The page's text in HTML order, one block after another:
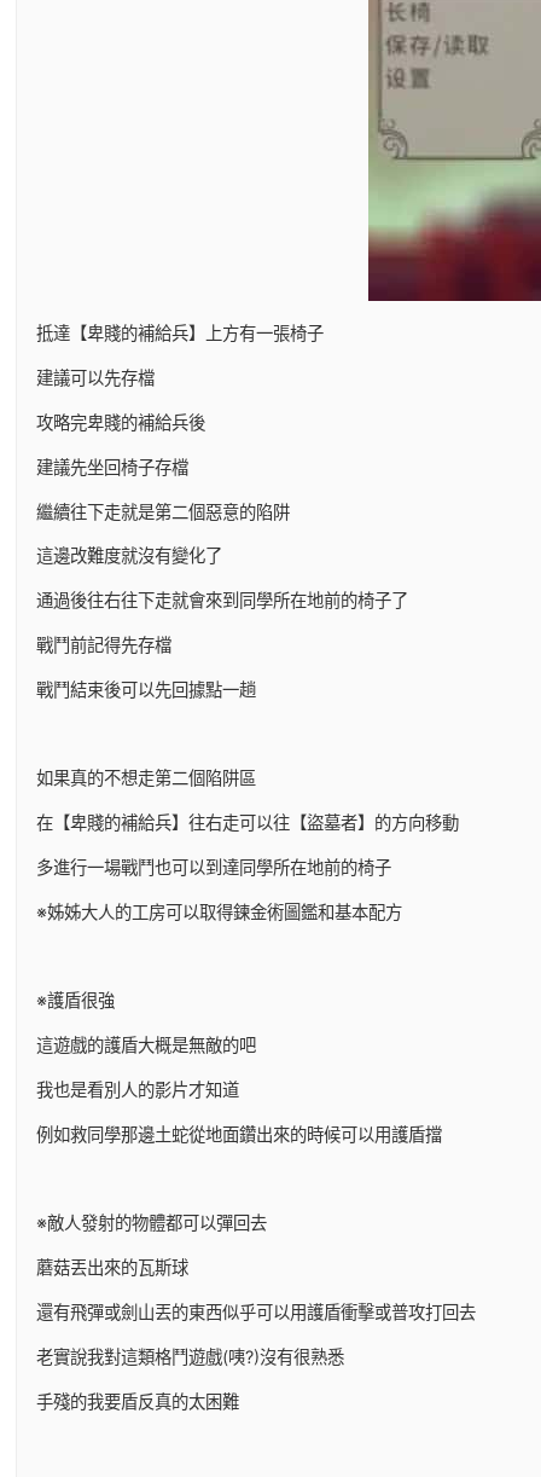
抵達【卑賤的補給兵】上方有一張椅子
建議可以先存檔
攻略完卑賤的補給兵後
建議先坐回椅子存檔
繼續往下走就是第二個惡意的陷阱
這邊改難度就沒有變化了
通過後往右往下走就會來到同學所在地前的椅子了
戰鬥前記得先存檔
戰鬥結束後可以先回據點一趟
如果真的不想走第二個陷阱區
在【卑賤的補給兵】往右走可以往【盜墓者】的方向移動
多進行一場戰鬥也可以到達同學所在地前的椅子
※姊姊大人的工房可以取得鍊金術圖鑑和基本配方
※護盾很強
這遊戲的護盾大概是無敵的吧
我也是看別人的影片才知道
例如救同學那邊土蛇從地面鑽出來的時候可以用護盾擋
※敵人發射的物體都可以彈回去
蘑菇丟出來的瓦斯球
還有飛彈或劍山丟的東西似乎可以用護盾衝擊或普攻打回去
老實說我對這類格鬥遊戲(咦?)沒有很熟悉
手殘的我要盾反真的太困難